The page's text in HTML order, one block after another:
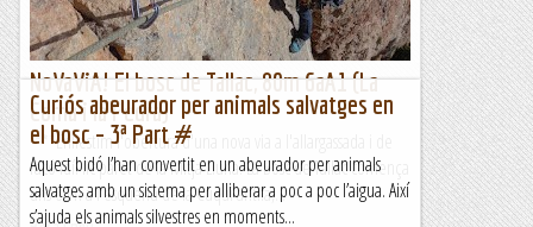
NoVaViA! El bosc de Tallac, 80m 6aA1 (La
Coma i la Pedra)
***Enllestim l'obertura d'una nova via a l'allargassada i de
racó idíl·lic paret de la Mitja Lluna. La Bosc de Tallac comença
uns 60m a l'esquerra de la Cuqui antifa,...
Curiós abeurador per animals salvatges en
el bosc – 3ª Part #
Aquest bidó l’han convertit en un abeurador per animals
salvatges amb un sistema per alliberar a poc a poc l’aigua. Així
s’ajuda els animals silvestres en moments...